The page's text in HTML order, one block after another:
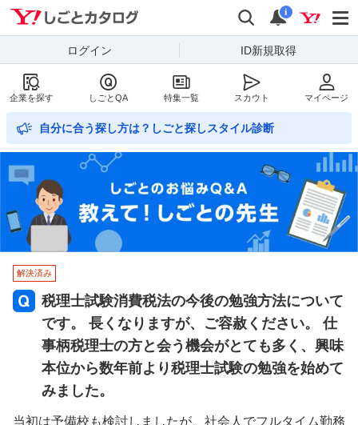
Yahoo!しごとカタログ
検索
通知
i
ログイン ID新規取得
企業を探す しごとQA 特集一覧 スカウト マイページ
自分に合う探し方は？しごと探しスタイル診断
解決済み
税理士試験消費税法の今後の勉強方法について
です。 長くなりますが、ご容赦ください。 仕
事柄税理士の方と会う機会がとても多く、興味
本位から数年前より税理士試験の勉強を始めて
みました。
当初は予備校も検討しましたが、社会人でフルタイム勤務